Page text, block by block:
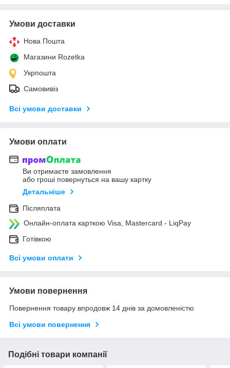
Умови доставки
Нова Пошта
Магазини Rozetka
Укрпошта
Самовивіз
Всі умови доставки
Умови оплати
Ви отримаєте замовлення
або гроші повернуться на вашу картку
Детальніше
Післяплата
Онлайн-оплата карткою Visa, Mastercard - LiqPay
Готівкою
Всі умови оплати
Умови повернення
Повернення товару впродовж 14 днів за домовленістю
Всі умови повернення
Подібні товари компанії